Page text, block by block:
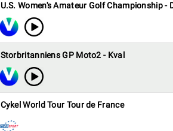
U.S. Women's Amateur Golf Championship -
Storbritanniens GP Moto2 - Kval
Cykel World Tour Tour de France